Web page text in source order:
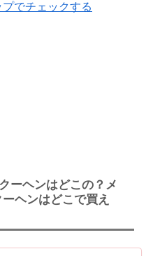
でチェックする
ーヘンはどこの？メ
ヘンはどこで買え